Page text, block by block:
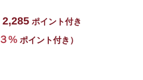
2,285ポイント付き
３% ポイント付き）